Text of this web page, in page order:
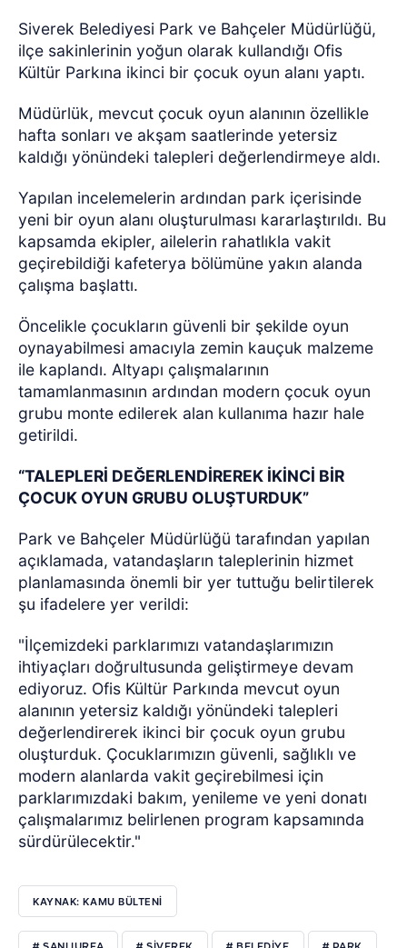
Siverek Belediyesi Park ve Bahçeler Müdürlüğü,
ilçe sakinlerinin yoğun olarak kullandığı Ofis
Kültür Parkına ikinci bir çocuk oyun alanı yaptı.
Müdürlük, mevcut çocuk oyun alanının özellikle
hafta sonları ve akşam saatlerinde yetersiz
kaldığı yönündeki talepleri değerlendirmeye aldı.
Yapılan incelemelerin ardından park içerisinde
yeni bir oyun alanı oluşturulması kararlaştırıldı. Bu
kapsamda ekipler, ailelerin rahatlıkla vakit
geçirebildiği kafeterya bölümüne yakın alanda
çalışma başlattı.
Öncelikle çocukların güvenli bir şekilde oyun
oynayabilmesi amacıyla zemin kauçuk malzeme
ile kaplandı. Altyapı çalışmalarının
tamamlanmasının ardından modern çocuk oyun
grubu monte edilerek alan kullanıma hazır hale
getirildi.
“TALEPLERİ DEĞERLENDİREREK İKİNCİ BİR
ÇOCUK OYUN GRUBU OLUŞTURDUK”
Park ve Bahçeler Müdürlüğü tarafından yapılan
açıklamada, vatandaşların taleplerinin hizmet
planlamasında önemli bir yer tuttuğu belirtilerek
şu ifadelere yer verildi:
"İlçemizdeki parklarımızı vatandaşlarımızın
ihtiyaçları doğrultusunda geliştirmeye devam
ediyoruz. Ofis Kültür Parkında mevcut oyun
alanının yetersiz kaldığı yönündeki talepleri
değerlendirerek ikinci bir çocuk oyun grubu
oluşturduk. Çocuklarımızın güvenli, sağlıklı ve
modern alanlarda vakit geçirebilmesi için
parklarımızdaki bakım, yenileme ve yeni donatı
çalışmalarımız belirlenen program kapsamında
sürdürülecektir."
KAYNAK: KAMU BÜLTENİ